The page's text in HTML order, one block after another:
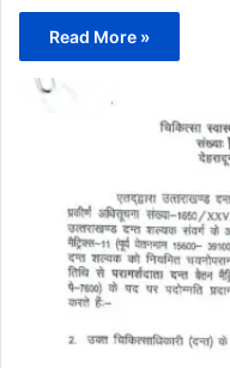
Read More »